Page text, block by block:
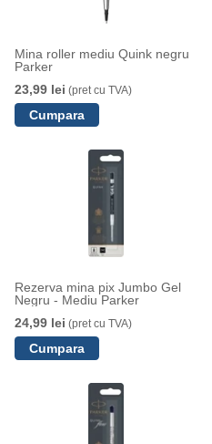
Mina roller mediu Quink negru
Parker
23,99 lei (pret cu TVA)
Rezerva mina pix Jumbo Gel
Negru - Mediu Parker
24,99 lei (pret cu TVA)